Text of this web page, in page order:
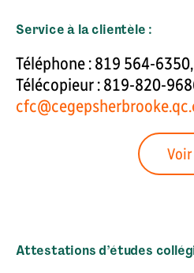
Service à la clientèle :
Téléphone : 819 564-
Télécopieur : 819-820-
Voir
Attestations d’études